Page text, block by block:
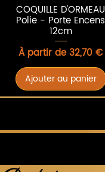
COQUILLE D'ORMEAU
Polie - Porte Encens
12cm
À partir de32,70 €
Prix promotionnel
Ajouter au panier